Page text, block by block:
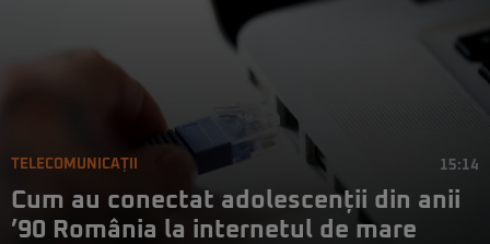
TELECOMUNICAȚII 15:14
Cum au conectat adolescenții din anii
’90 România la internetul de mare